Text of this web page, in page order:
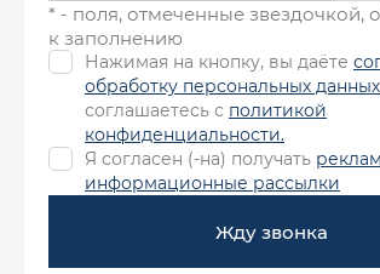
* - поля, отмеченные звездочкой,
к заполнению
Нажимая на кнопку, вы даёте
обработку персональных данных
соглашаетесь с политикой
конфиденциальности.
Я согласен (-на) получать
информационные рассылки
Жду звонка